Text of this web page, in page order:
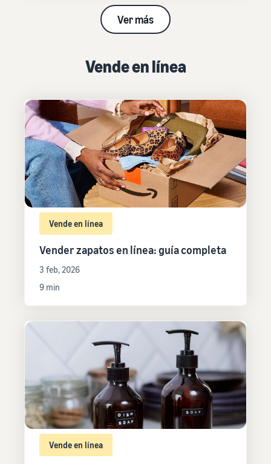
Ver más
Vende en línea
Vende en línea
Vender zapatos en línea: guía completa
3 feb, 2026
9 min
Vende en línea